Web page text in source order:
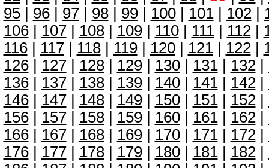
95| 96| 97| 98| 99| 100| 101| 102|
106| 107| 108| 109| 110| 111| 112|
116| 117| 118| 119| 120| 121| 122|
126| 127| 128| 129| 130| 131| 132|
136| 137| 138| 139| 140| 141| 142|
146| 147| 148| 149| 150| 151| 152|
156| 157| 158| 159| 160| 161| 162|
166| 167| 168| 169| 170| 171| 172|
176| 177| 178| 179| 180| 181| 182|